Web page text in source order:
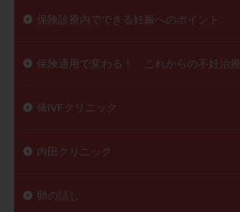
保険診療内でできる妊娠へのポイント
保険適用で変わる！ これからの不妊治療
俵IVFクリニック
内田クリニック
卵の話し